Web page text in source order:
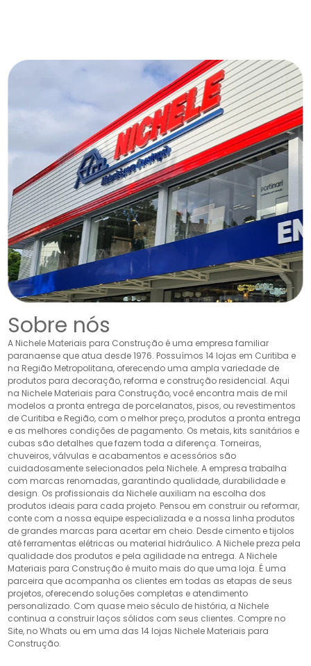
Sobre nós
A Nichele Materiais para Construção é uma empresa familiar
paranaense que atua desde 1976. Possuímos 14 lojas em Curitiba e
na Região Metropolitana, oferecendo uma ampla variedade de
produtos para decoração, reforma e construção residencial. Aqui
na Nichele Materiais para Construção, você encontra mais de mil
modelos a pronta entrega de porcelanatos, pisos, ou revestimentos
de Curitiba e Região, com o melhor preço, produtos a pronta entrega
e as melhores condições de pagamento. Os metais, kits sanitários e
cubas são detalhes que fazem toda a diferença. Torneiras,
chuveiros, válvulas e acabamentos e acessórios são
cuidadosamente selecionados pela Nichele. A empresa trabalha
com marcas renomadas, garantindo qualidade, durabilidade e
design. Os profissionais da Nichele auxiliam na escolha dos
produtos ideais para cada projeto. Pensou em construir ou reformar,
conte com a nossa equipe especializada e a nossa linha produtos
de grandes marcas para acertar em cheio. Desde cimento e tijolos
até ferramentas elétricas ou material hidráulico. A Nichele preza pela
qualidade dos produtos e pela agilidade na entrega. A Nichele
Materiais para Construção é muito mais do que uma loja. É uma
parceira que acompanha os clientes em todas as etapas de seus
projetos, oferecendo soluções completas e atendimento
personalizado. Com quase meio século de história, a Nichele
continua a construir laços sólidos com seus clientes. Compre no
Site, no Whats ou em uma das 14 lojas Nichele Materiais para
Construção.